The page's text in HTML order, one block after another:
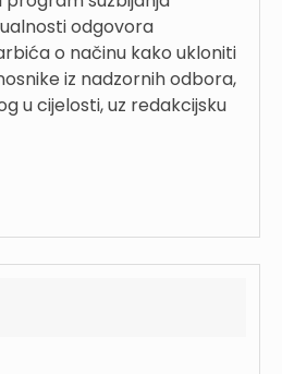
odgovora
o načinu kako ukloniti
iz nadzornih odbora,
u cijelosti, uz redakcijsku